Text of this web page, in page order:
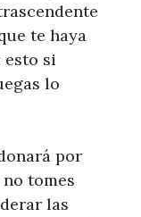
te haya
esto si
lo
por
tomes
las